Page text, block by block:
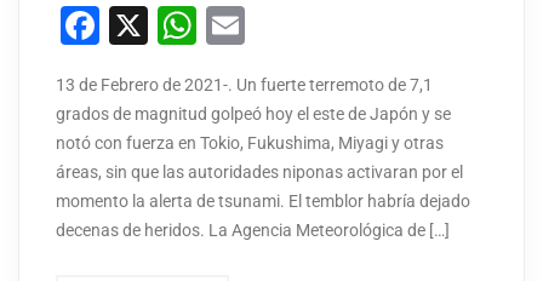
Facebook
X WhatsApp
13 de Febrero de 2021-. Un fuerte terremoto de 7,1
grados de magnitud golpeó hoy el este de Japón y se
notó con fuerza en Tokio, Fukushima, Miyagi y otras
áreas, sin que las autoridades niponas activaran por el
momento la alerta de tsunami. El temblor habría dejado
decenas de heridos. La Agencia Meteorológica de […]